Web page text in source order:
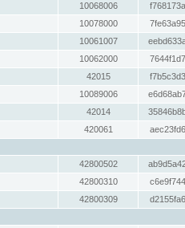
10068006
10078000
10061007
10062000
42015
10089006
42014
420061
42800502
42800310
42800309